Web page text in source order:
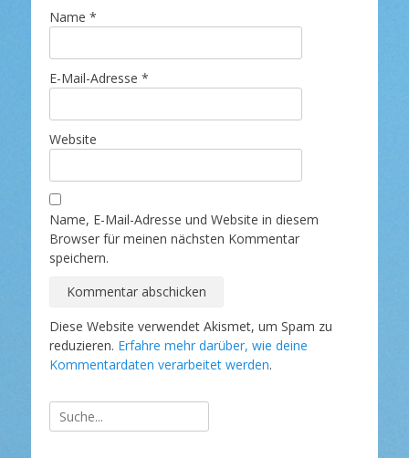
Name *
E-Mail-Adresse *
Website
Name, E-Mail-Adresse und Website in diesem
Browser für meinen nächsten Kommentar
speichern.
Diese Website verwendet Akismet, um Spam zu
reduzieren. Erfahre mehr darüber, wie deine
Kommentardaten verarbeitet werden.
Suche
nach: